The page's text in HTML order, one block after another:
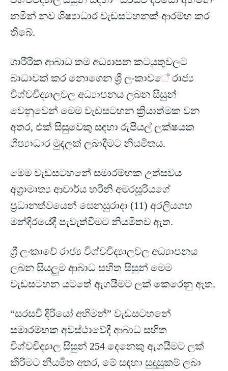
නමින් නව ශිෂ්‍යාධාර වැඩසටහනක් ආරම්භ කර
තිබේ.
ශාරීරික ආබාධ තම අධ්‍යාපන කටයුතුවලට
බාධාවක් කර නොගෙන ශ්‍රී ලංකාවේ රාජ්‍ය
විශ්වවිද්‍යාලවල අධ්‍යාපනය ලබන සිසුන්
වෙනුවෙන් මෙම වැඩසටහන ක්‍රියාත්මක වන
අතර, එක් සිසුවෙකු සඳහා රුපියල් ලක්ෂයක
ශිෂ්‍යාධාර මුදලක් ලබාදීමට නියමිතය.
මෙම වැඩසටහනේ සමාරම්භක උත්සවය
අග්‍රාමාත්‍ය ආචාර්ය හරිනි අමරසූරියගේ
ප්‍රධානත්වයෙන් සෙනසුරාදා (11) අරලියගහ
මන්දිරයේදී පැවැත්වීමට නියමිතව ඇත.
ශ්‍රී ලංකාවේ රාජ්‍ය විශ්වවිද්‍යාලවල අධ්‍යාපනය
ලබන සියලුම ආබාධ සහිත සිසුන් මෙම
වැඩසටහන යටතේ ඇගයීමට ලක් කෙරෙනු ඇත.
“සරසවි දිරියෝ අභිමන්” වැඩසටහනේ
සමාරම්භක අවස්ථාවේදී ආබාධ සහිත
විශ්වවිද්‍යාල සිසුන් 254 දෙනෙකු ඇගයීමට ලක්
කිරීමට නියමිත අතර, මේ සඳහා සුදුසුකම් ලබා